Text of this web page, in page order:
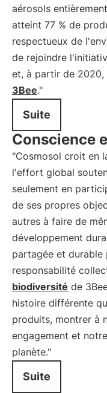
aérosols
atteint 77 % de
respectueux de
de rejoindre
et, à partir de 2020,
3Bee."
Suite
Conscience
"Cosmosol croit en
l'effort global
seulement en
de ses propres
autres à faire de
développement
partagée et durable
responsabilité
biodiversité de
histoire différente
produits, montrer à
engagement et
planète."
Suite